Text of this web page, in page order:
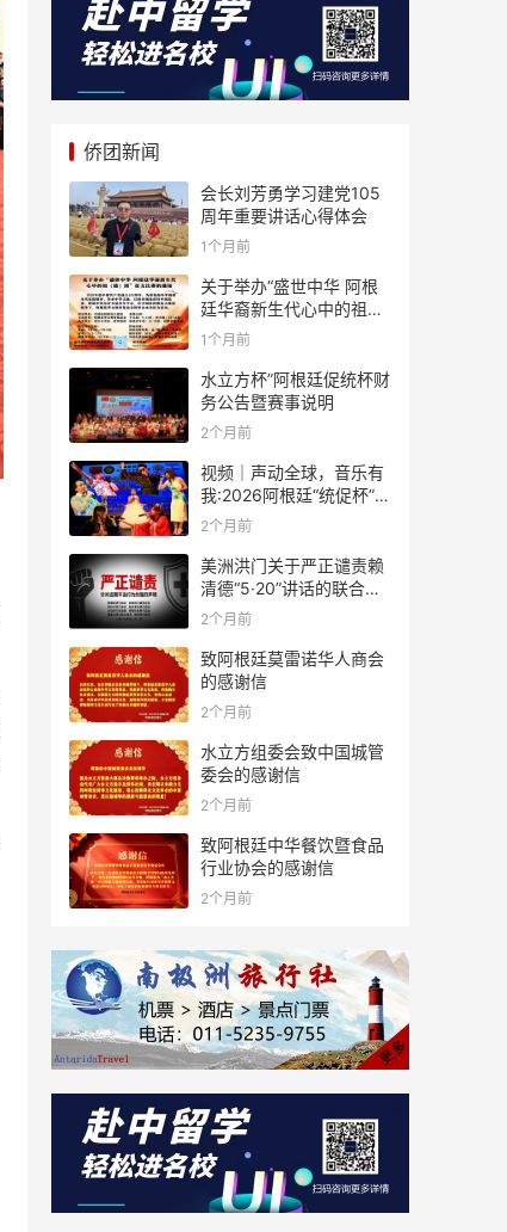
侨团新闻
会长刘芳勇学习建党105
周年重要讲话心得体会
1个月前
关于举办“盛世中华 阿根
廷华裔新生代心中的祖
(籍)国”征文比赛的通知
1个月前
水立方杯”阿根廷促统杯财
务公告暨赛事说明
2个月前
视频｜声动全球，音乐有
我:2026阿根廷“统促杯”水
立方中文歌曲大赛总决赛
2个月前
美洲洪门关于严正谴责赖
清德“5·20”讲话的联合声
明
2个月前
致阿根廷莫雷诺华人商会
的感谢信
2个月前
水立方组委会致中国城管
委会的感谢信
2个月前
致阿根廷中华餐饮暨食品
行业协会的感谢信
2个月前